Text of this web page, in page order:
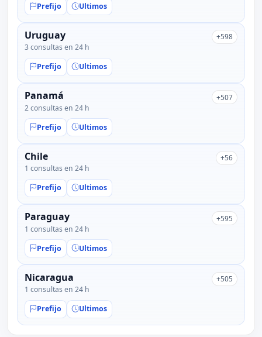
Prefijo Ultimos
Uruguay
3 consultas en 24 h
+598
Prefijo Ultimos
Panamá
2 consultas en 24 h
+507
Prefijo Ultimos
Chile
1 consultas en 24 h
+56
Prefijo Ultimos
Paraguay
1 consultas en 24 h
+595
Prefijo Ultimos
Nicaragua
1 consultas en 24 h
+505
Prefijo Ultimos